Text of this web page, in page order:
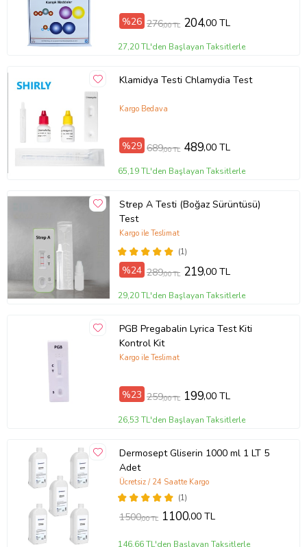
%26 276,00 TL 204,00 TL
27,20 TL'den Başlayan Taksitlerle
Klamidya Testi Chlamydia Test
Kargo Bedava
%29 689,00 TL 489,00 TL
65,19 TL'den Başlayan Taksitlerle
Strep A Testi (Boğaz Sürüntüsü)
Test
(1)
Kargo ile Teslimat
%24 289,00 TL 219,00 TL
29,20 TL'den Başlayan Taksitlerle
PGB Pregabalin Lyrica Test Kiti
Kontrol Kit
Kargo ile Teslimat
%23 259,00 TL 199,00 TL
26,53 TL'den Başlayan Taksitlerle
Dermosept Gliserin 1000 ml 1 LT 5
Adet
(1)
Ücretsiz / 24 Saatte Kargo
1500,00 TL 1100,00 TL
146,66 TL'den Başlayan Taksitlerle